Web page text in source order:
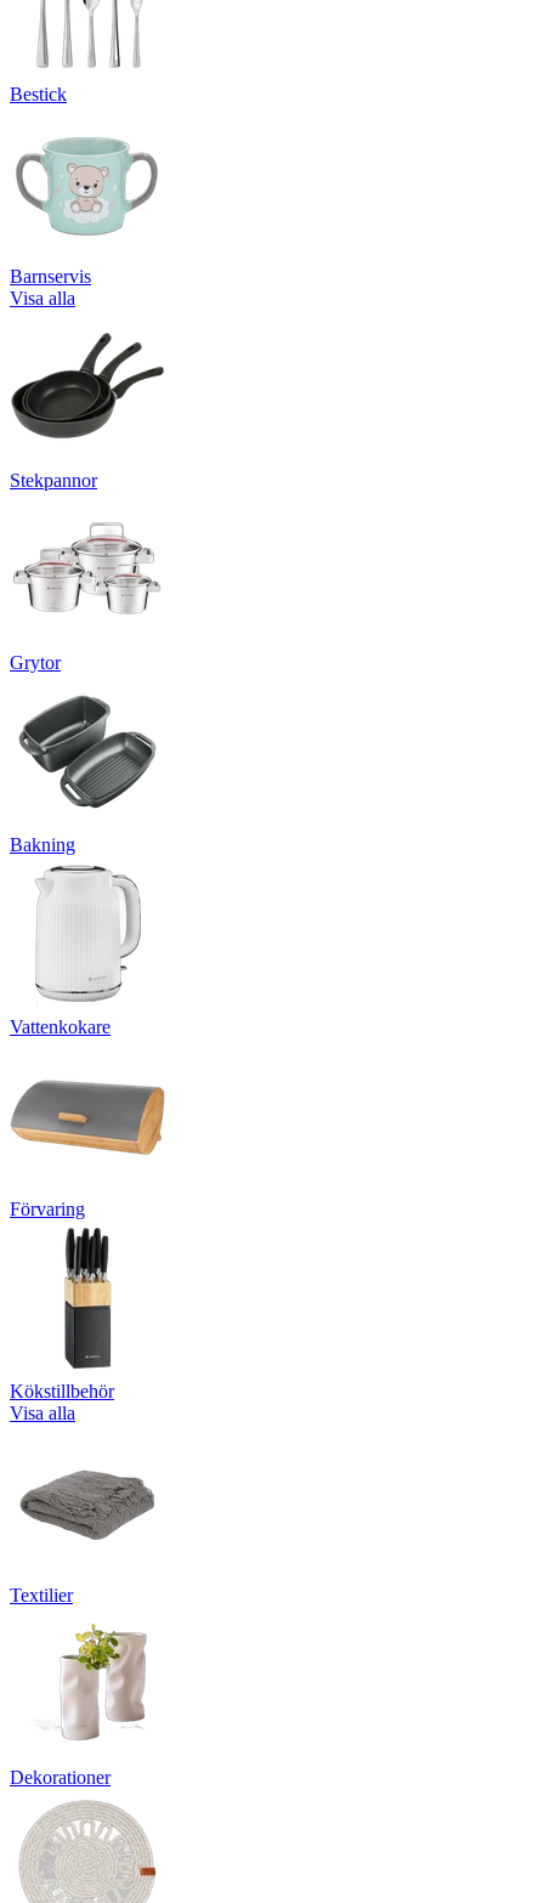
Bestick
Barnservis
Visa alla
Stekpannor
Grytor
Bakning
Vattenkokare
Förvaring
Kökstillbehör
Visa alla
Textilier
Dekorationer